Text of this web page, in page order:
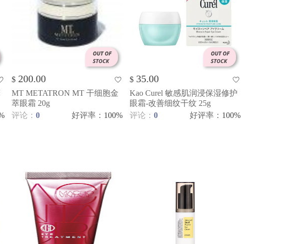
$ 200.00
MT METATRON MT 干细胞金
萃眼霜 20g
评论： 0 好评率 ： 100%
$ 35.00
Kao Curel 敏感肌润浸保湿修护
眼霜-改善细纹干纹 25g
评论： 0 好评率 ： 100%